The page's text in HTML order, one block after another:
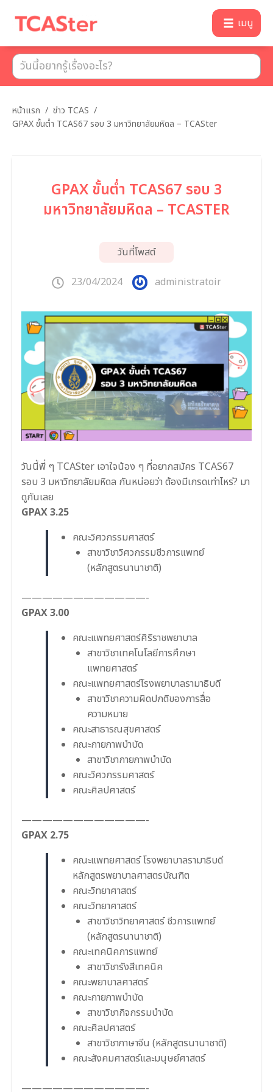
เมนู
หน้าแรก / ข่าว TCAS /
GPAX ขั้นต่ำ TCAS67 รอบ 3 มหาวิทยาลัยมหิดล – TCASter
GPAX ขั้นต่ำ TCAS67 รอบ 3
มหาวิทยาลัยมหิดล – TCASTER
วันที่โพสต์
23/04/2024 administratoir
วันนี้พี่ ๆ TCASter เอาใจน้อง ๆ ที่อยากสมัคร TCAS67
รอบ 3 มหาวิทยาลัยมหิดล กันหน่อยว่า ต้องมีเกรดเท่าไหร่? มา
ดูกันเลย
GPAX 3.25
คณะวิศวกรรมศาสตร์
สาขาวิชาวิศวกรรมชีวการแพทย์
(หลักสูตรนานาชาติ)
————————————-
GPAX 3.00
คณะแพทยศาสตร์ศิริราชพยาบาล
สาขาวิชาเทคโนโลยีการศึกษา
แพทยศาสตร์
คณะแพทยศาสตร์โรงพยาบาลรามาธิบดี
สาขาวิชาความผิดปกติของการสื่อ
ความหมาย
คณะสาธารณสุขศาสตร์
คณะกายภาพบำบัด
สาขาวิชากายภาพบำบัด
คณะวิศวกรรมศาสตร์
คณะศิลปศาสตร์
————————————-
GPAX 2.75
คณะแพทยศาสตร์ โรงพยาบาลรามาธิบดี
หลักสูตรพยาบาลศาสตรบัณฑิต
คณะวิทยาศาสตร์
คณะวิทยาศาสตร์
สาขาวิชาวิทยาศาสตร์ ชีวการแพทย์
(หลักสูตรนานาชาติ)
คณะเทคนิคการแพทย์
สาขาวิชารังสีเทคนิค
คณะพยาบาลศาสตร์
คณะกายภาพบำบัด
สาขาวิชากิจกรรมบำบัด
คณะศิลปศาสตร์
สาขาวิชาภาษาจีน (หลักสูตรนานาชาติ)
คณะสังคมศาสตร์และมนุษย์ศาสตร์
————————————-